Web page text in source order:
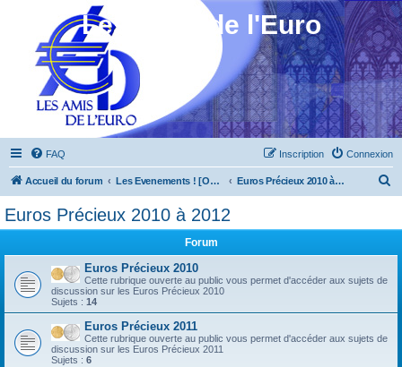
Les Amis de l'Euro
FAQ Connexion
Inscription
Accueil du forum Les Evenements ! [Ouvert au public] Euros Précieux 2010 à 2012
Euros Précieux 2010 à 2012
Forum
Euros Précieux 2010
Cette rubrique ouverte au public vous permet d'accéder aux sujets de
discussion sur les Euros Précieux 2010
Sujets : 14
Euros Précieux 2011
Cette rubrique ouverte au public vous permet d'accéder aux sujets de
discussion sur les Euros Précieux 2011
Sujets : 6